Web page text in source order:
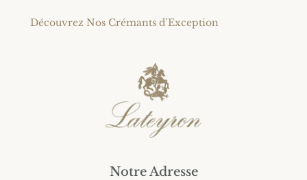
Découvrez Nos Crémants d’Exception
Notre Adresse